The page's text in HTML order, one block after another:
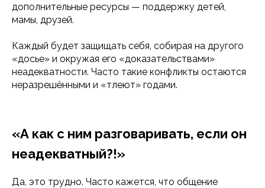
дополнительные ресурсы — поддержку детей,
мамы, друзей.
Каждый будет защищать себя, собирая на другого
«досье» и окружая его «доказательствами»
неадекватности. Часто такие конфликты остаются
неразрешёнными и «тлеют» годами.
«А как с ним разговаривать, если он
неадекватный?!»
Да, это трудно. Часто кажется, что общение